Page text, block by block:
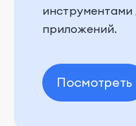
инструментами
приложений.
Посмотреть